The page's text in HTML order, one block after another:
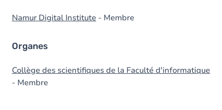
Namur Digital Institute - Membre
Organes
Collège des scientifiques de la Faculté d'informatique
- Membre